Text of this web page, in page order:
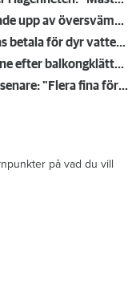
Satte på vattnet och somnade – vaknade upp av översvämning hos grannen
Rensade inte hålet i kylskåpet – tvingas betala för dyr vattenskada
Naken gängkriminell knivhotade granne efter balkongklättring
Kompisdealen blev verklighet – 40 år senare: "Flera fina fördelar med att dela bostad"
på vad du vill